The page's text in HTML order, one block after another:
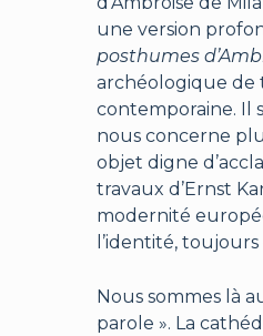
une version
posthumes
archéologique de
contemporaine. Il
nous concerne
objet digne
travaux d’Ernst
modernité
l’identité,
Nous sommes là
parole ». La